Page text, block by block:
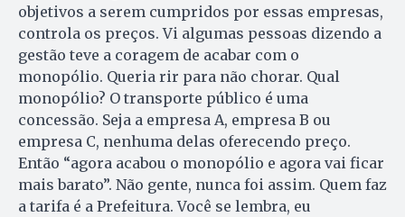
objetivos a serem cumpridos por essas empresas,
controla os preços. Vi algumas pessoas dizendo a
gestão teve a coragem de acabar com o
monopólio. Queria rir para não chorar. Qual
monopólio? O transporte público é uma
concessão. Seja a empresa A, empresa B ou
empresa C, nenhuma delas oferecendo preço.
Então “agora acabou o monopólio e agora vai ficar
mais barato”. Não gente, nunca foi assim. Quem faz
a tarifa é a Prefeitura. Você se lembra, eu